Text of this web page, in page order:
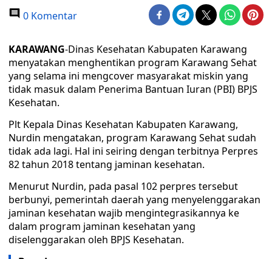
0 Komentar
KARAWANG-Dinas Kesehatan Kabupaten Karawang
menyatakan menghentikan program Karawang Sehat
yang selama ini mengcover masyarakat miskin yang
tidak masuk dalam Penerima Bantuan Iuran (PBI) BPJS
Kesehatan.
Plt Kepala Dinas Kesehatan Kabupaten Karawang,
Nurdin mengatakan, program Karawang Sehat sudah
tidak ada lagi. Hal ini seiring dengan terbitnya Perpres
82 tahun 2018 tentang jaminan kesehatan.
Menurut Nurdin, pada pasal 102 perpres tersebut
berbunyi, pemerintah daerah yang menyelenggarakan
jaminan kesehatan wajib mengintegrasikannya ke
dalam program jaminan kesehatan yang
diselenggarakan oleh BPJS Kesehatan.